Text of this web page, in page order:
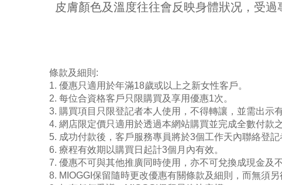
皮膚顏色及溫度往往會反映身體狀况，受
條款及細則:
1. 優惠只適用於年滿18歲或以上之新女性客戶。
2. 每位合資格客戶只限購買及享用優惠1次。
3. 購買項目只限登記者本人使用，不得轉讓，並需出示
4. 網店限定價只適用於透過本網站購買並完成全數付款
5. 成功付款後，客戶服務專員將於3個工作天內聯絡登記
6. 療程有效期以購買日起計3個月內有效。
7. 優惠不可與其他推廣同時使用，亦不可兌換成現金及
8. MIOGGI保留隨時更改優惠有關條款及細則，而無須另